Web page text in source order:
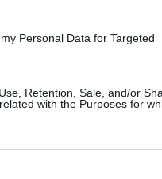
Personal Data for Targeted
Retention, Sale, and/or
with the Purposes for
yazılar:
növlərinə dair
ilə çiçək zərifliyinin
xüsusi qayğıya
açıq havada
ən gözəl